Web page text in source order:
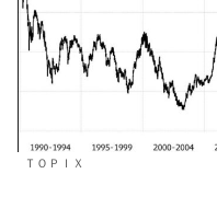
ＴＯＰＩＸ